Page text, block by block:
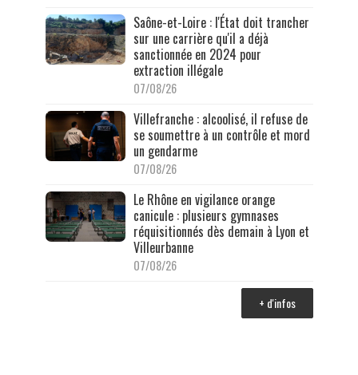
Saône-et-Loire : l'État doit trancher
sur une carrière qu'il a déjà
sanctionnée en 2024 pour
extraction illégale
07/08/26
Villefranche : alcoolisé, il refuse de
se soumettre à un contrôle et mord
un gendarme
07/08/26
Le Rhône en vigilance orange
canicule : plusieurs gymnases
réquisitionnés dès demain à Lyon et
Villeurbanne
07/08/26
+ d'infos